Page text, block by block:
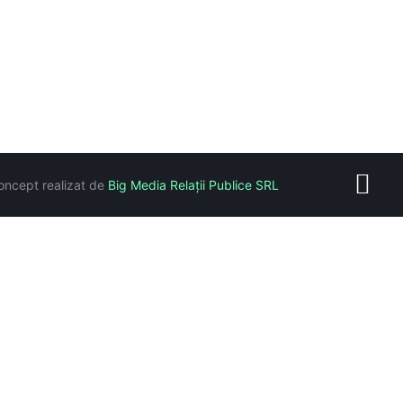
realizat de Big Media Relații Publice SRL